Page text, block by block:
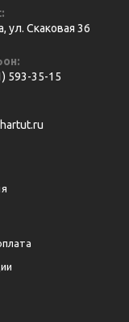
ул. Cкаковая 36
593-35-15